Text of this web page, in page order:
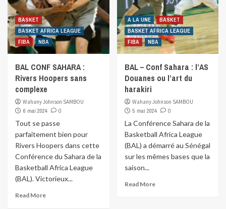
BASKET
BASKET AFRICA LEAGUE
FIBA
NBA
BAL CONF SAHARA :
Rivers Hoopers sans
complexe
Wahany Johnson SAMBOU
6 mai 2024
0
Tout se passe
parfaitement bien pour
Rivers Hoopers dans cette
Conférence du Sahara de la
Basketball Africa League
(BAL). Victorieux...
Read More
A LA UNE
BASKET
BASKET AFRICA LEAGUE
FIBA
NBA
BAL – Conf Sahara : l’AS
Douanes ou l’art du
harakiri
Wahany Johnson SAMBOU
5 mai 2024
0
La Conférence Sahara de la
Basketball Africa League
(BAL) a démarré au Sénégal
sur les mêmes bases que la
saison...
Read More